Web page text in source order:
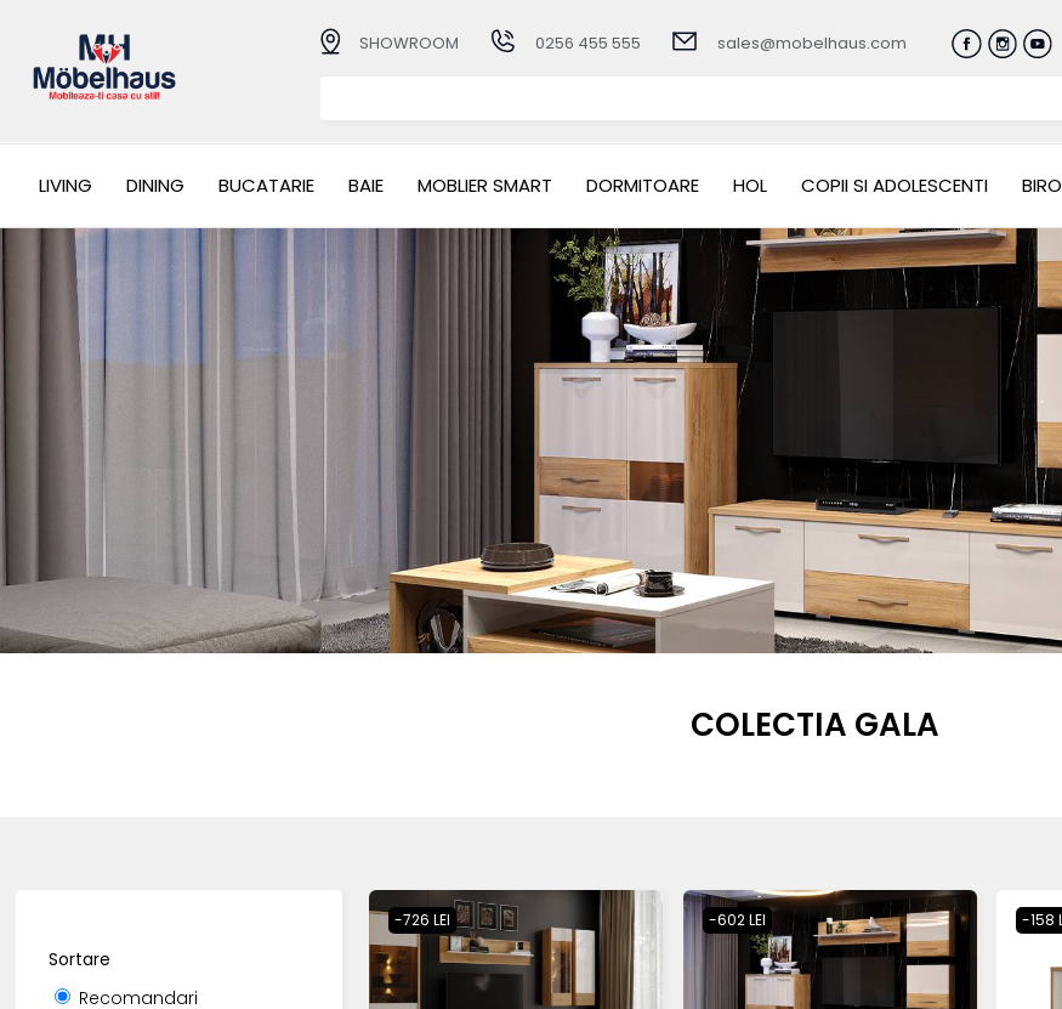
SHOWROOM 0256 455 555 sales@mobelhaus.com
LIVING DINING BUCATARIE BAIE MOBLIER SMART DORMITOARE HOL COPII SI ADOLESCENTI
COLECTIA GALA
Sortare
Recomandari
-726 LEI -602 LEI -158